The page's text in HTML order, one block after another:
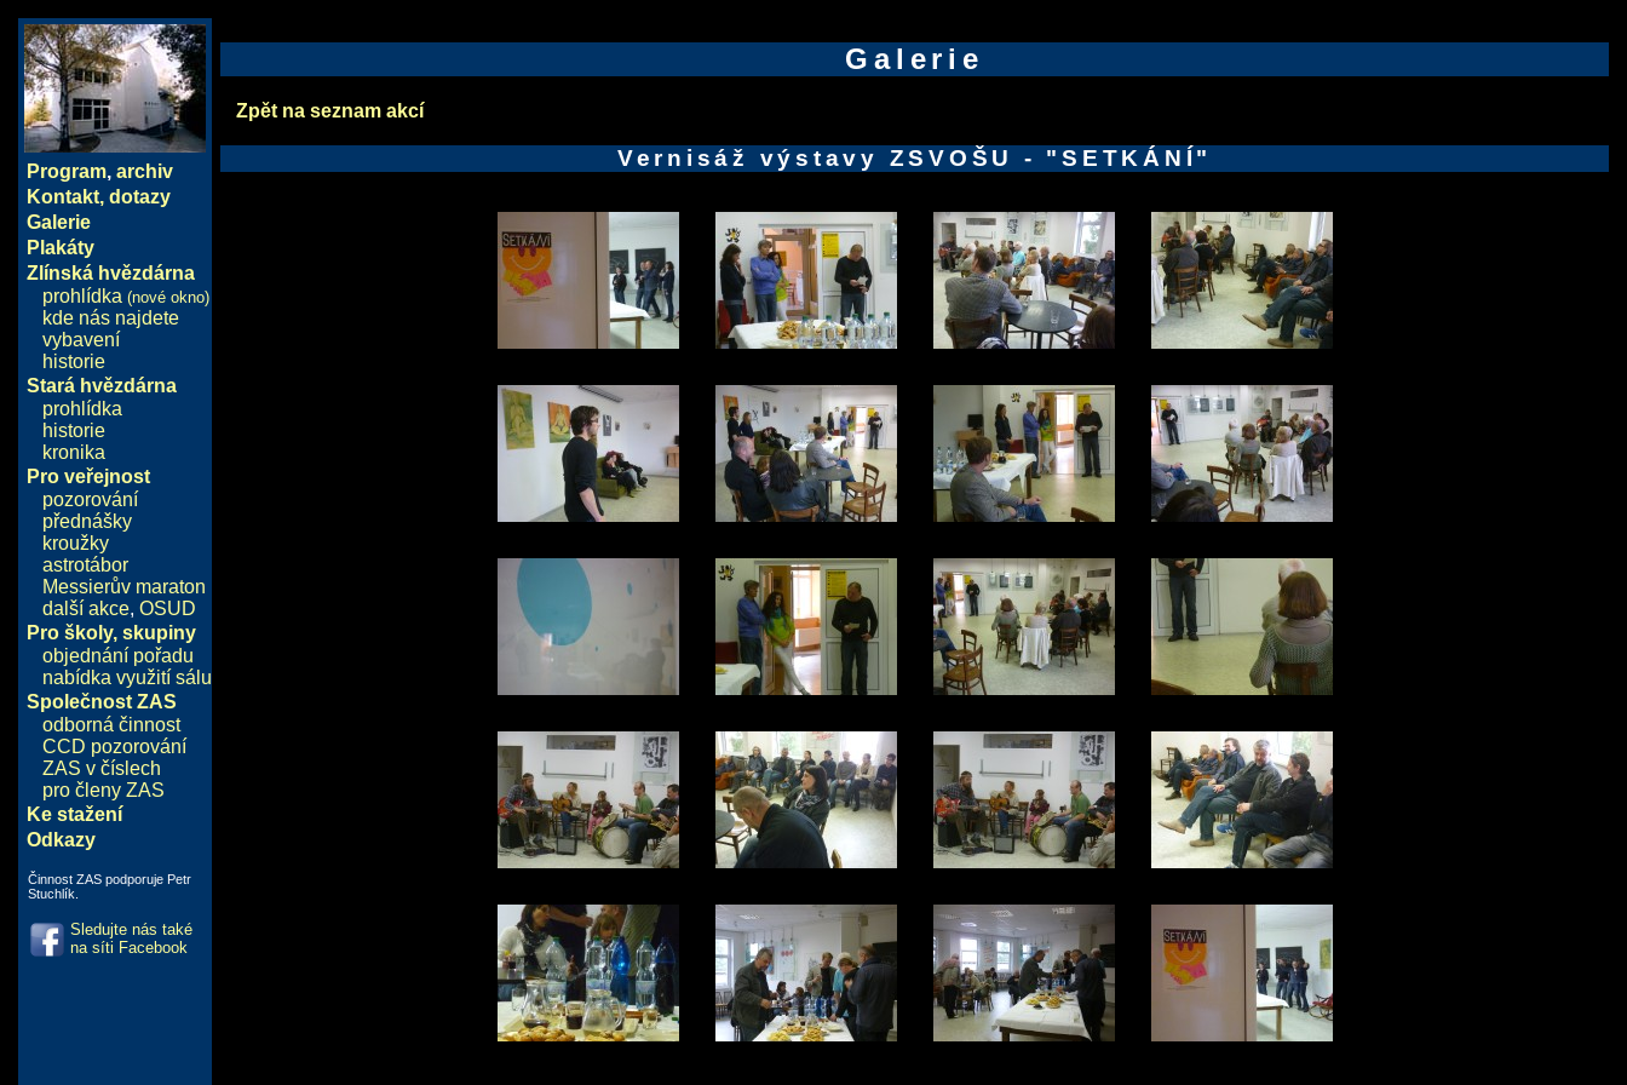
Program, archiv
Kontakt, dotazy
Galerie
Plakáty
Zlínská hvězdárna
prohlídka (nové okno)
kde nás najdete
vybavení
historie
Stará hvězdárna
prohlídka
historie
kronika
Pro veřejnost
pozorování
přednášky
kroužky
astrotábor
Messierův maraton
další akce, OSUD
Pro školy, skupiny
objednání pořadu
nabídka využití sálu
Společnost ZAS
odborná činnost
CCD pozorování
ZAS v číslech
pro členy ZAS
Ke stažení
Odkazy
Činnost ZAS podporuje Petr
Stuchlík.
Sledujte nás také
na síti Facebook
Galerie
Zpět na seznam akcí
Vernisáž výstavy ZSVOŠU - "SETKÁNÍ"